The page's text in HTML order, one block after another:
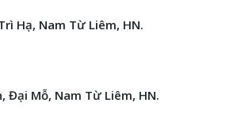
Hạ, Nam Từ Liêm, HN.
Đại Mỗ, Nam Từ Liêm, HN.